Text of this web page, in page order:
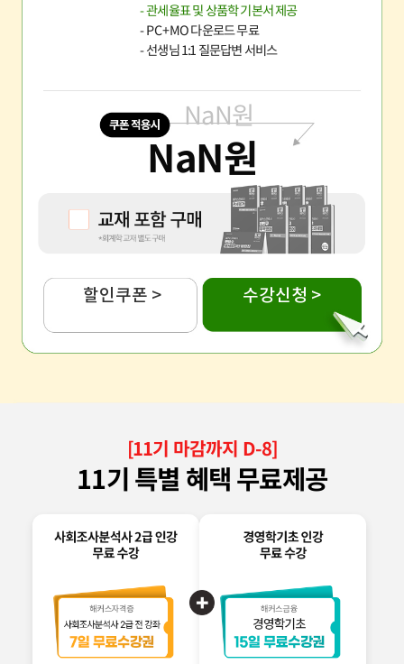
- 관세율표 및 상품학 기본서 제공
- PC+MO 다운로드 무료
- 선생님 1:1 질문답변 서비스
NaN원
NaN원
할인쿠폰 > 수강신청 >
[11기 마감까지 D-8]
11기 특별 혜택 무료제공